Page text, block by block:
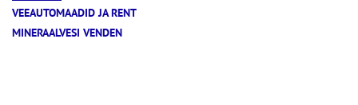
VEEAUTOMAADID JA RENT
MINERAALVESI VENDEN